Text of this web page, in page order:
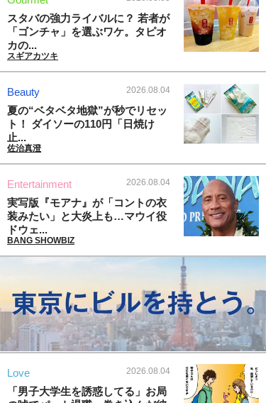
スタバの強力ライバルに？ 若者が
「ゴンチャ」を選ぶワケ。タピオ
カの...
スギアカツキ
Beauty 2026.08.04
夏の“ベタベタ地獄”が秒でリセッ
ト！ ダイソーの110円「日焼け
止...
佐治真澄
Entertainment 2026.08.04
実写版『モアナ』が「コントの衣
装みたい」と大炎上も…マウイ役
ドウェ...
BANG SHOWBIZ
Love 2026.08.04
「男子大学生を誘惑してる」お局